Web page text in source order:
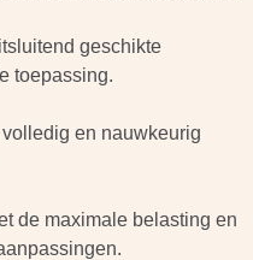
geschikte
toepassing.
en nauwkeurig
de maximale belasting en